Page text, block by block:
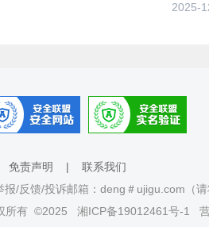
2025-
免责声明 | 联系我们
/反馈/投诉邮箱：deng＃ujigu.com（请
所有 ©2025 湘ICP备19012461号-1